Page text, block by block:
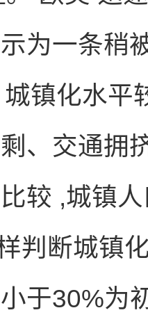
为一条稍
镇化水平
、交通拥
较 ,城镇
判断城镇
于30%为